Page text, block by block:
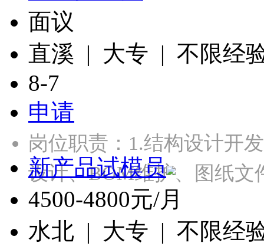
面议
直溪 | 大专 | 不限经
8-7
申请
岗位职责：1.结构设计开
设计、BOM维护、图纸
新产品试模员
4500-4800元/月
水北 | 大专 | 不限经